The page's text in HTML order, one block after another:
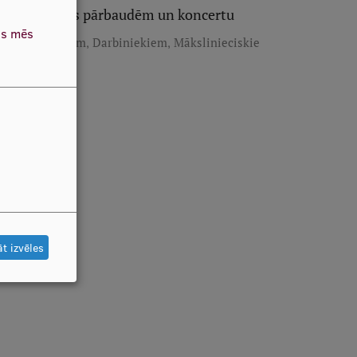
veselības pārbaudēm un koncertu
Studentiem, Darbiniekiem, Mākslinieciskie
mēs
izvēles